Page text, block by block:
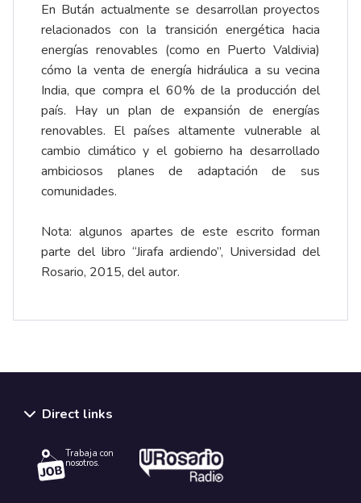
En Bután actualmente se desarrollan proyectos
relacionados con la transición energética hacia
energías renovables (como en Puerto Valdivia)
cómo la venta de energía hidráulica a su vecina
India, que compra el 60 % de la producción del
país. Hay un plan de expansión de energías
renovables. El países altamente vulnerable al
cambio climático y el gobierno ha desarrollado
ambiciosos planes de adaptación de sus
comunidades.
Nota: algunos apartes de este escrito forman
parte del libro “Jirafa ardiendo”, Universidad del
Rosario, 2015, del autor.
Direct links
Trabaja con
nosotros.